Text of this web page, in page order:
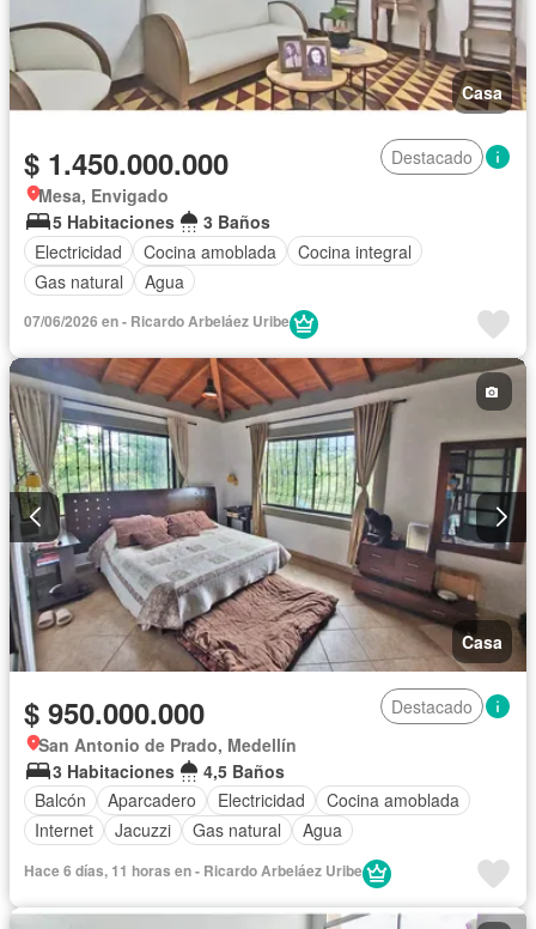
Casa
$ 1.450.000.000
Destacado
Mesa, Envigado
5 Habitaciones
3 Baños
Electricidad
Cocina amoblada
Cocina integral
Gas natural
Agua
07/06/2026 en - Ricardo Arbeláez Uribe
Casa
$ 950.000.000
Destacado
San Antonio de Prado, Medellín
3 Habitaciones
4,5 Baños
Balcón
Aparcadero Electricidad
Cocina amoblada
Internet
Jacuzzi Gas natural Agua
Hace 6 días, 11 horas en - Ricardo Arbeláez Uribe